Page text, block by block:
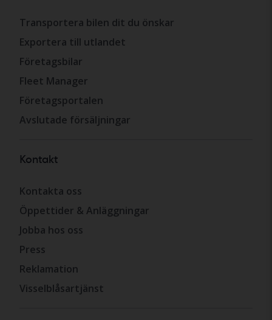
Transportera bilen dit du önskar
Exportera till utlandet
Företagsbilar
Fleet Manager
Företagsportalen
Avslutade försäljningar
Kontakt
Kontakta oss
Öppettider & Anläggningar
Jobba hos oss
Press
Reklamation
Visselblåsartjänst